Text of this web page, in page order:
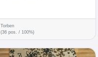
Torben
(36 pos. / 100%)